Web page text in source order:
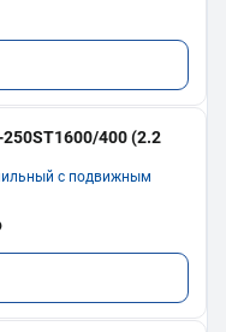
250ST1600/400 (2.2
с подвижным